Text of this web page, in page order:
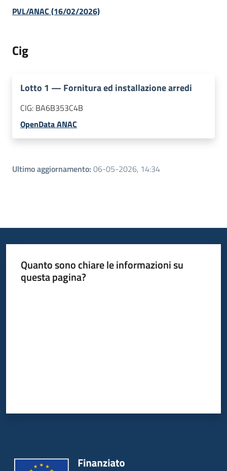
PVL/ANAC (16/02/2026)
Cig
Lotto 1 — Fornitura ed installazione arredi
CIG: BA6B353C4B
OpenData ANAC
Ultimo aggiornamento: 06-05-2026, 14:34
Quanto sono chiare le informazioni su
questa pagina?